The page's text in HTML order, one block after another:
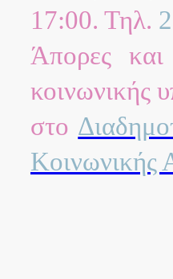
17:00. Τηλ.
Άπορες
κοινωνικής
στο
Κοινωνικής